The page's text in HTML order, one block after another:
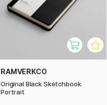
RAMVERKCO
Original Black Sketchbook
Portrait